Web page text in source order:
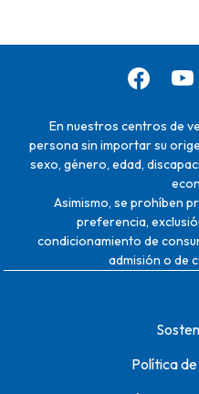
En nuestros centros de
persona sin importar su
sexo, género, edad,
Asimismo, se prohíben
preferencia,
condicionamiento de
admisión o de
Política